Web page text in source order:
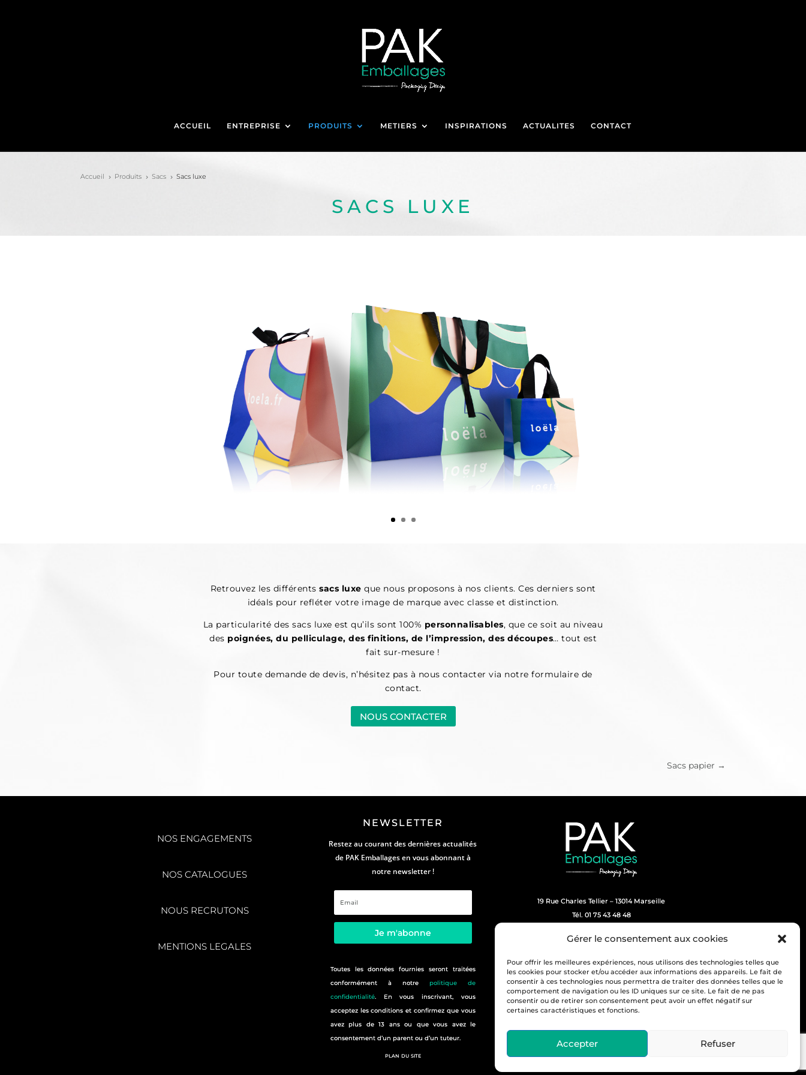
Gérer le consentement aux cookies
Pour offrir les meilleures expériences, nous utilisons des technologies telles que
les cookies pour stocker et/ou accéder aux informations des appareils. Le fait de
consentir à ces technologies nous permettra de traiter des données telles que le
comportement de navigation ou les ID uniques sur ce site. Le fait de ne pas
consentir ou de retirer son consentement peut avoir un effet négatif sur
certaines caractéristiques et fonctions.
Accepter Refuser
ACCUEIL ENTREPRISE PRODUITS METIERS INSPIRATIONS ACTUALITES CONTACT
Accueil 5 Produits 5 Sacs 5 Sacs luxe
SACS LUXE
Retrouvez les différents sacs luxe que nous proposons à nos clients. Ces derniers sont
idéals pour refléter votre image de marque avec classe et distinction.
La particularité des sacs luxe est qu’ils sont 100% personnalisables, que ce soit au niveau
des poignées, du pelliculage, des finitions, de l’impression, des découpes… tout est
fait sur-mesure !
Pour toute demande de devis, n’hésitez pas à nous contacter via notre formulaire de
contact.
NOUS CONTACTER
Sacs papier →
NOS ENGAGEMENTS
NOS CATALOGUES
NOUS RECRUTONS
MENTIONS LEGALES
NEWSLETTER
Restez au courant des dernières actualités
de PAK Emballages en vous abonnant à
notre newsletter !
Je m'abonne
Toutes les données fournies seront traitées
conformément à notre politique de
confidentialité. En vous inscrivant, vous
acceptez les conditions et confirmez que vous
avez plus de 13 ans ou que vous avez le
consentement d’un parent ou d’un tuteur.
plan du site
19 Rue Charles Tellier – 13014 Marseille
Tél. 01 75 43 48 48